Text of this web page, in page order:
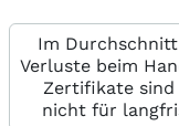
Im
Verluste beim
Zertifikate sind
nicht für